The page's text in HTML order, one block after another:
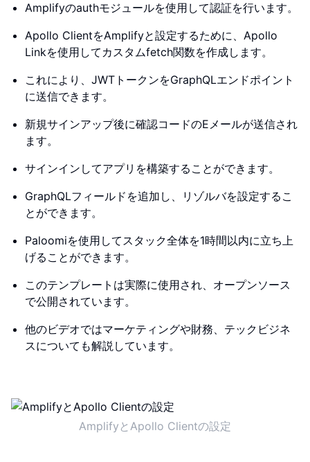
Amplifyのauthモジュールを使用して認証を行います。
Apollo ClientをAmplifyと設定するために、Apollo
Linkを使用してカスタムfetch関数を作成します。
これにより、JWTトークンをGraphQLエンドポイント
に送信できます。
新規サインアップ後に確認コードのEメールが送信され
ます。
サインインしてアプリを構築することができます。
GraphQLフィールドを追加し、リゾルバを設定するこ
とができます。
Paloomiを使用してスタック全体を1時間以内に立ち上
げることができます。
このテンプレートは実際に使用され、オープンソース
で公開されています。
他のビデオではマーケティングや財務、テックビジネ
スについても解説しています。
AmplifyとApollo Clientの設定